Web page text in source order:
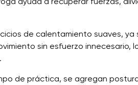
de calentamiento suaves,
sin esfuerzo innecesario,
de práctica, se agregan